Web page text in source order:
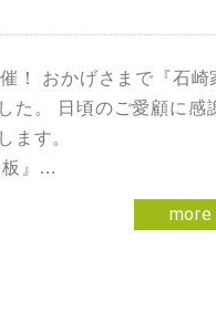
！ おかげさまで『石崎
た。 日頃のご愛顧に感
ます。
』…